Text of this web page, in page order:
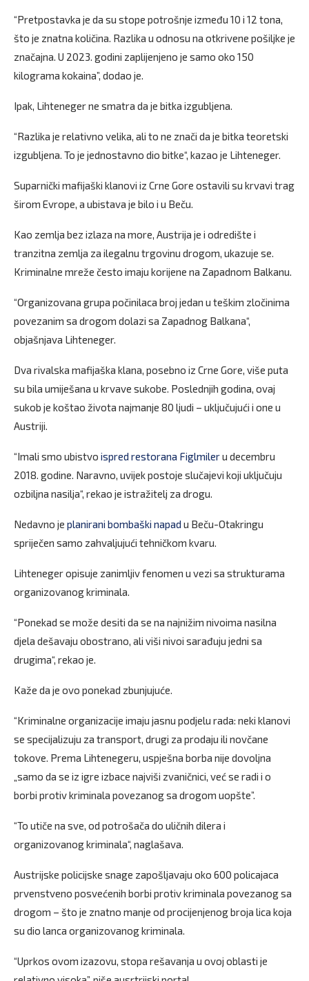
“Pretpostavka je da su stope potrošnje između 10 i 12 tona,
što je znatna količina. Razlika u odnosu na otkrivene pošiljke je
značajna. U 2023. godini zaplijenjeno je samo oko 150
kilograma kokaina”, dodao je.
Ipak, Lihteneger ne smatra da je bitka izgubljena.
“Razlika je relativno velika, ali to ne znači da je bitka teoretski
izgubljena. To je jednostavno dio bitke“, kazao je Lihteneger.
Suparnički mafijaški klanovi iz Crne Gore ostavili su krvavi trag
širom Evrope, a ubistava je bilo i u Beču.
Kao zemlja bez izlaza na more, Austrija je i odredište i
tranzitna zemlja za ilegalnu trgovinu drogom, ukazuje se.
Kriminalne mreže često imaju korijene na Zapadnom Balkanu.
“Organizovana grupa počinilaca broj jedan u teškim zločinima
povezanim sa drogom dolazi sa Zapadnog Balkana“,
objašnjava Lihteneger.
Dva rivalska mafijaška klana, posebno iz Crne Gore, više puta
su bila umiješana u krvave sukobe. Poslednjih godina, ovaj
sukob je koštao života najmanje 80 ljudi – uključujući i one u
Austriji.
“Imali smo ubistvo ispred restorana Figlmileru decembru
2018. godine. Naravno, uvijek postoje slučajevi koji uključuju
ozbiljna nasilja“, rekao je istražitelj za drogu.
Nedavno je planirani bombaški napad u Beču-Otakringu
spriječen samo zahvaljujući tehničkom kvaru.
Lihteneger opisuje zanimljiv fenomen u vezi sa strukturama
organizovanog kriminala.
“Ponekad se može desiti da se na najnižim nivoima nasilna
djela dešavaju obostrano, ali viši nivoi sarađuju jedni sa
drugima“, rekao je.
Kaže da je ovo ponekad zbunjujuće.
“Kriminalne organizacije imaju jasnu podjelu rada: neki klanovi
se specijalizuju za transport, drugi za prodaju ili novčane
tokove. Prema Lihtenegeru, uspješna borba nije dovoljna
„samo da se iz igre izbace najviši zvaničnici, već se radi i o
borbi protiv kriminala povezanog sa drogom uopšte”.
“To utiče na sve, od potrošača do uličnih dilera i
organizovanog kriminala“, naglašava.
Austrijske policijske snage zapošljavaju oko 600 policajaca
prvenstveno posvećenih borbi protiv kriminala povezanog sa
drogom – što je znatno manje od procijenjenog broja lica koja
su dio lanca organizovanog kriminala.
“Uprkos ovom izazovu, stopa rešavanja u ovoj oblasti je